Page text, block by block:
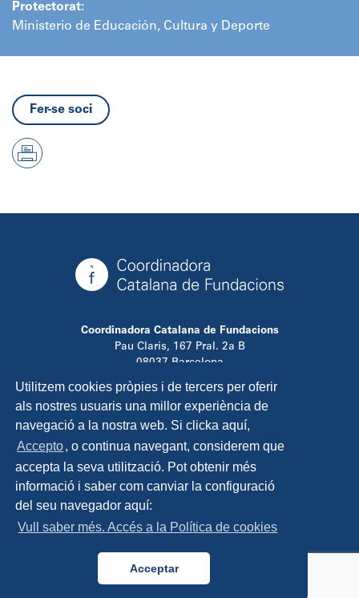
Utilitzem cookies pròpies i de tercers per oferir
als nostres usuaris una millor experiència de
navegació a la nostra web. Si clicka aquí,
Accepto, o continua navegant, considerem que
accepta la seva utilització. Pot obtenir més
informació i saber com canviar la configuració
del seu navegador aquí:
Vull saber més. Accés a la Política de cookies
Acceptar
Protectorat:
Ministerio de Educación, Cultura y Deporte
Fer-se soci
Coordinadora Catalana de Fundacions
Pau Claris, 167 Pral. 2a B
08037 Barcelona
T. 934 881 480
info@ccfundacions.cat
Contacta
Política de privadesa
Política de cookies